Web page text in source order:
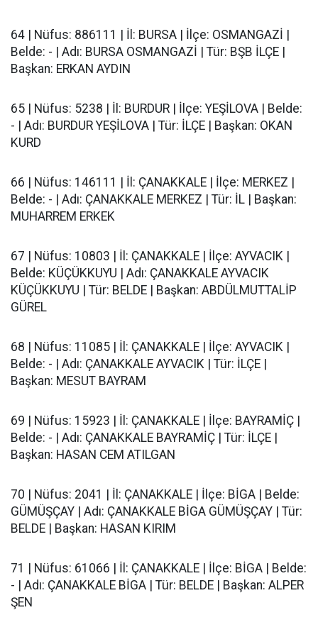
64 | Nüfus: 886111 | İl: BURSA | İlçe: OSMANGAZİ |
Belde: - | Adı: BURSA OSMANGAZİ | Tür: BŞB İLÇE |
Başkan: ERKAN AYDIN
65 | Nüfus: 5238 | İl: BURDUR | İlçe: YEŞİLOVA | Belde:
- | Adı: BURDUR YEŞİLOVA | Tür: İLÇE | Başkan: OKAN
KURD
66 | Nüfus: 146111 | İl: ÇANAKKALE | İlçe: MERKEZ |
Belde: - | Adı: ÇANAKKALE MERKEZ | Tür: İL | Başkan:
MUHARREM ERKEK
67 | Nüfus: 10803 | İl: ÇANAKKALE | İlçe: AYVACIK |
Belde: KÜÇÜKKUYU | Adı: ÇANAKKALE AYVACIK
KÜÇÜKKUYU | Tür: BELDE | Başkan: ABDÜLMUTTALİP
GÜREL
68 | Nüfus: 11085 | İl: ÇANAKKALE | İlçe: AYVACIK |
Belde: - | Adı: ÇANAKKALE AYVACIK | Tür: İLÇE |
Başkan: MESUT BAYRAM
69 | Nüfus: 15923 | İl: ÇANAKKALE | İlçe: BAYRAMİÇ |
Belde: - | Adı: ÇANAKKALE BAYRAMİÇ | Tür: İLÇE |
Başkan: HASAN CEM ATILGAN
70 | Nüfus: 2041 | İl: ÇANAKKALE | İlçe: BİGA | Belde:
GÜMÜŞÇAY | Adı: ÇANAKKALE BİGA GÜMÜŞÇAY | Tür:
BELDE | Başkan: HASAN KIRIM
71 | Nüfus: 61066 | İl: ÇANAKKALE | İlçe: BİGA | Belde:
- | Adı: ÇANAKKALE BİGA | Tür: BELDE | Başkan: ALPER
ŞEN